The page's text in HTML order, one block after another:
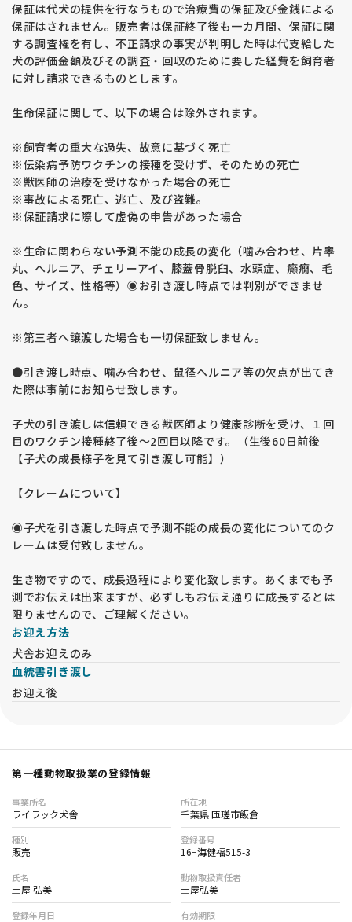
保証は代犬の提供を行なうもので治療費の保証及び金銭による
保証はされません。販売者は保証終了後も一カ月間、保証に関
する調査権を有し、不正請求の事実が判明した時は代支給した
犬の評価金額及びその調査・回収のために要した経費を飼育者
に対し請求できるものとします。
生命保証に関して、以下の場合は除外されます。
※飼育者の重大な過失、故意に基づく死亡
※伝染病予防ワクチンの接種を受けず、そのための死亡
※獣医師の治療を受けなかった場合の死亡
※事故による死亡、逃亡、及び盗難。
※保証請求に際して虚偽の申告があった場合
※生命に関わらない予測不能の成長の変化（噛み合わせ、片睾
丸、ヘルニア、チェリーアイ、膝蓋骨脱臼、水頭症、癲癇、毛
色、サイズ、性格等）◉お引き渡し時点では判別ができませ
ん。
※第三者へ譲渡した場合も一切保証致しません。
●引き渡し時点、噛み合わせ、鼠径ヘルニア等の欠点が出てき
た際は事前にお知らせ致します。
子犬の引き渡しは信頼できる獣医師より健康診断を受け、１回
目のワクチン接種終了後〜2回目以降です。（生後60日前後
【子犬の成長様子を見て引き渡し可能】）
【クレームについて】
◉子犬を引き渡した時点で予測不能の成長の変化についてのク
レームは受付致しません。
生き物ですので、成長過程により変化致します。あくまでも予
測でお伝えは出来ますが、必ずしもお伝え通りに成長するとは
限りませんので、ご理解ください。
お迎え方法
犬舎お迎えのみ
血統書引き渡し
お迎え後
第一種動物取扱業の登録情報
事業所名
ライラック犬舎
所在地
千葉県 匝瑳市飯倉
種別
販売
登録番号
16−海健福515-3
氏名
土屋 弘美
動物取扱責任者
土屋弘美
登録年月日 有効期限